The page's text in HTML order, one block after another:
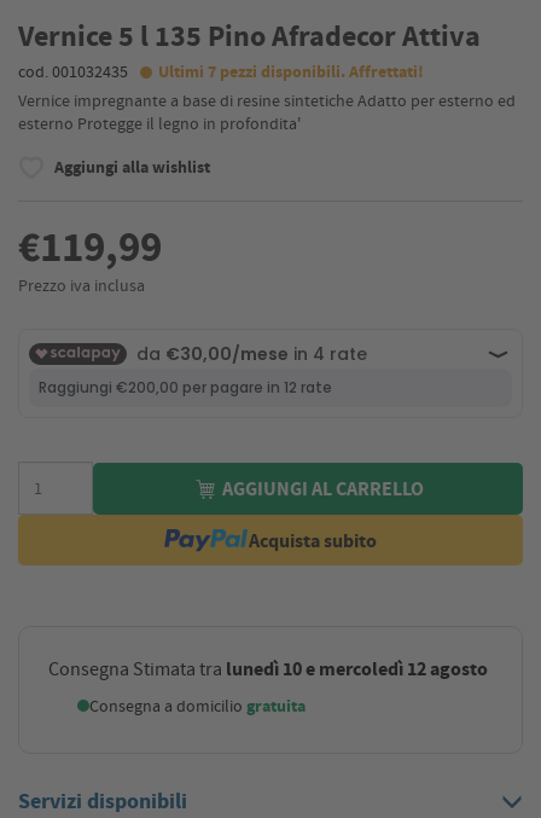
Vernice 5 l 135 Pino Afradecor Attiva
cod. 001032435 Ultimi 7 pezzi disponibili. Affrettati!
Vernice impregnante a base di resine sintetiche Adatto per esterno ed
esterno Protegge il legno in profondita'
Aggiungi alla wishlist
€119,99
Prezzo iva inclusa
AGGIUNGI AL CARRELLO
Acquista subito
Consegna Stimata tra lunedì 10 e mercoledì 12 agosto
Consegna a domicilio gratuita
Servizi disponibili